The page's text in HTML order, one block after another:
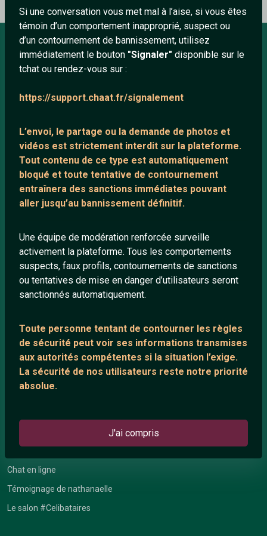
Si une conversation vous met mal à l’aise, si vous êtes
témoin d’un comportement inapproprié, suspect ou
d’un contournement de bannissement, utilisez
immédiatement le bouton "Signaler" disponible sur le
tchat ou rendez-vous sur :
https://support.chaat.fr/signalement
L’envoi, le partage ou la demande de photos et
vidéos est strictement interdit sur la plateforme.
Tout contenu de ce type est automatiquement
bloqué et toute tentative de contournement
entraînera des sanctions immédiates pouvant
aller jusqu’au bannissement définitif.
Une équipe de modération renforcée surveille
activement la plateforme. Tous les comportements
suspects, faux profils, contournements de sanctions
ou tentatives de mise en danger d’utilisateurs seront
sanctionnés automatiquement.
Toute personne tentant de contourner les règles
de sécurité peut voir ses informations transmises
aux autorités compétentes si la situation l’exige.
La sécurité de nos utilisateurs reste notre priorité
absolue.
J'ai compris
À PROPOS
Mentions légales
Protection mineurs
Blog
Communauté
Quotes
Playlists YouTube
ANNEXE
Network IRC
Support IRC
Chat en ligne
Témoignage de nathanaelle
Le salon #Celibataires